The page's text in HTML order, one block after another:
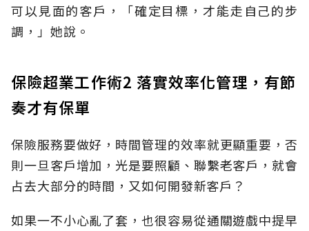
可以見面的客戶，「確定目標，才能走自己的步
調，」她說。
保險超業工作術2 落實效率化管理，有節
奏才有保單
保險服務要做好，時間管理的效率就更顯重要，否
則一旦客戶增加，光是要照顧、聯繫老客戶，就會
占去大部分的時間，又如何開發新客戶？
如果一不小心亂了套，也很容易從通關遊戲中提早